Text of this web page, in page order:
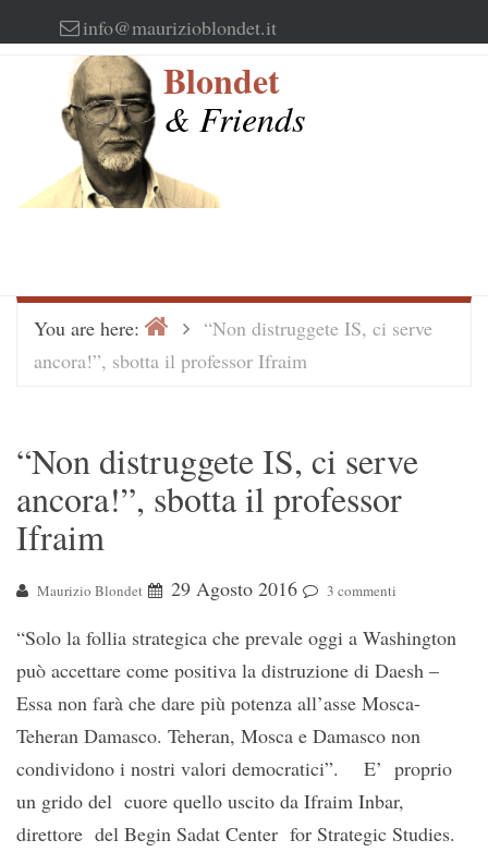
to
info@maurizioblondet.it
Blondet
& Friends
You are here: Home“Non distruggete IS, ci serve
ancora!”, sbotta il professor Ifraim
“Non distruggete IS, ci serve
ancora!”, sbotta il professor
Ifraim
Maurizio Blondet 29 Agosto 2016 3 commenti
“Solo la follia strategica che prevale oggi a Washington
può accettare come positiva la distruzione di Daesh –
Essa non farà che dare più potenza all’asse Mosca-
Teheran Damasco. Teheran, Mosca e Damasco non
condividono i nostri valori democratici”. E’ proprio
un grido del cuore quello uscito da Ifraim Inbar,
direttore del Begin Sadat Center for Strategic Studies.